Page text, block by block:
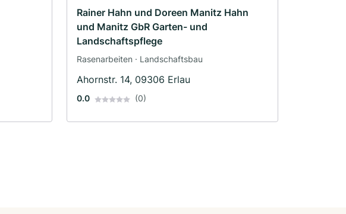
Rainer Hahn und Doreen Manitz Hahn
und Manitz GbR Garten- und
Landschaftspflege
Rasenarbeiten · Landschaftsbau
Ahornstr. 14, 09306 Erlau
0.0 (0)